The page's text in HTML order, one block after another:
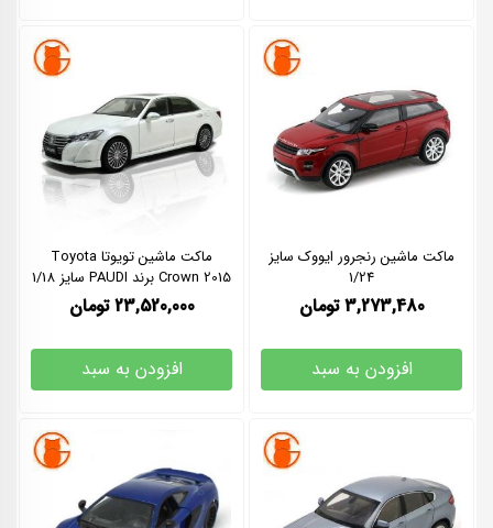
ماکت ماشین رنجرور ایووک سایز
1/24
3,273,480 تومان
افزودن به سبد
ماکت ماشین تویوتا Toyota
Crown 2015 برند PAUDI سایز 1/18
23,520,000 تومان
افزودن به سبد